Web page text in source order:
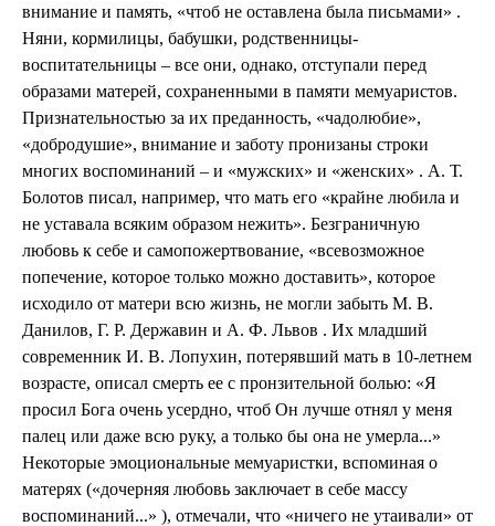
внимание и память, «чтоб не оставлена была письмами» .
Няни, кормилицы, бабушки, родственницы-
воспитательницы – все они, однако, отступали перед
образами матерей, сохраненными в памяти мемуаристов.
Признательностью за их преданность, «чадолюбие»,
«добродушие», внимание и заботу пронизаны строки
многих воспоминаний – и «мужских» и «женских» . А. Т.
Болотов писал, например, что мать его «крайне любила и
не уставала всяким образом нежить». Безграничную
любовь к себе и самопожертвование, «всевозможное
попечение, которое только можно доставить», которое
исходило от матери всю жизнь, не могли забыть М. В.
Данилов, Г. Р. Державин и А. Ф. Львов . Их младший
современник И. В. Лопухин, потерявший мать в 10-летнем
возрасте, описал смерть ее с пронзительной болью: «Я
просил Бога очень усердно, чтоб Он лучше отнял у меня
палец или даже всю руку, а только бы она не умерла...»
Некоторые эмоциональные мемуаристки, вспоминая о
матерях («дочерняя любовь заключает в себе массу
воспоминаний...» ), отмечали, что «ничего не утаивали» от